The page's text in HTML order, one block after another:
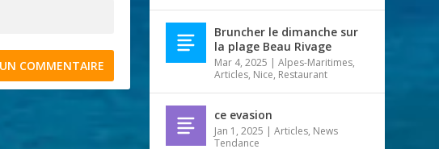
Bruncher le dimanche sur
la plage Beau Rivage
Mar 4, 2025 |Alpes-Maritimes,
Articles, Nice, Restaurant
ce evasion
Jan 1, 2025 |Articles, News
Tendance